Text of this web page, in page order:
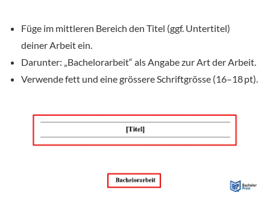
Füge im mittleren Bereich den Titel (ggf. Untertitel)
deiner Arbeit ein.
Darunter: „Bachelorarbeit“ als Angabe zur Art der Arbeit.
Verwende fett und eine grössere Schriftgrösse (16–18 pt).